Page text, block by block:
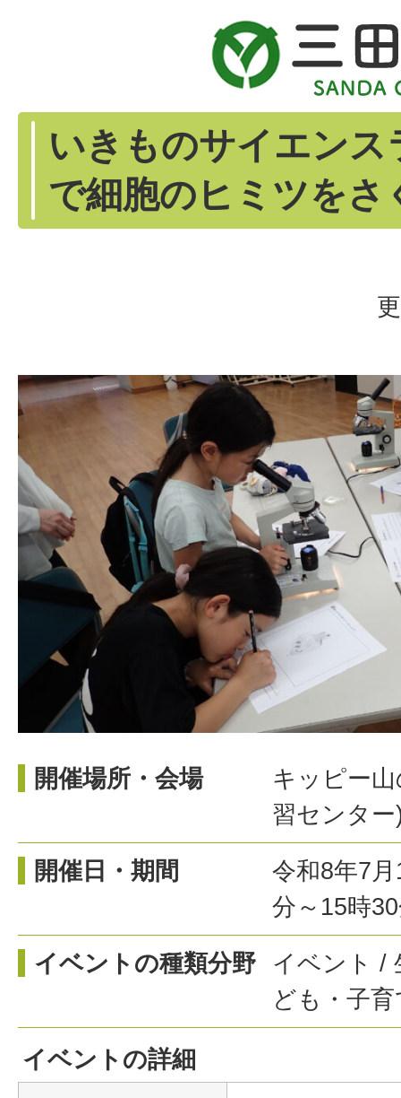
いきものサイエンス
で細胞のヒミツをさ
開催場所・会場
キッピー
習センター
開催日・期間
令和8年7
分～15時
イベントの種類分野
イベント /
ども・子
イベントの詳細